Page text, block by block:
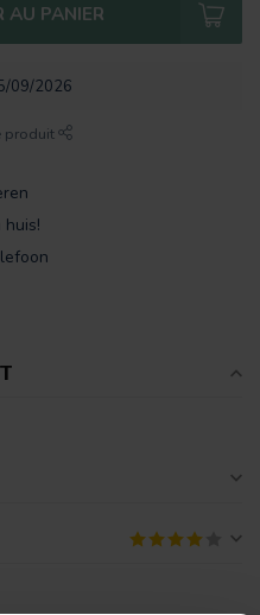
AU PANIER
09/2026
produit